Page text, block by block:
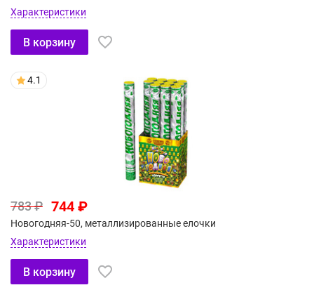
Характеристики
В корзину
4.1
783 ₽ 744 ₽
Новогодняя-50, металлизированные елочки
Характеристики
В корзину